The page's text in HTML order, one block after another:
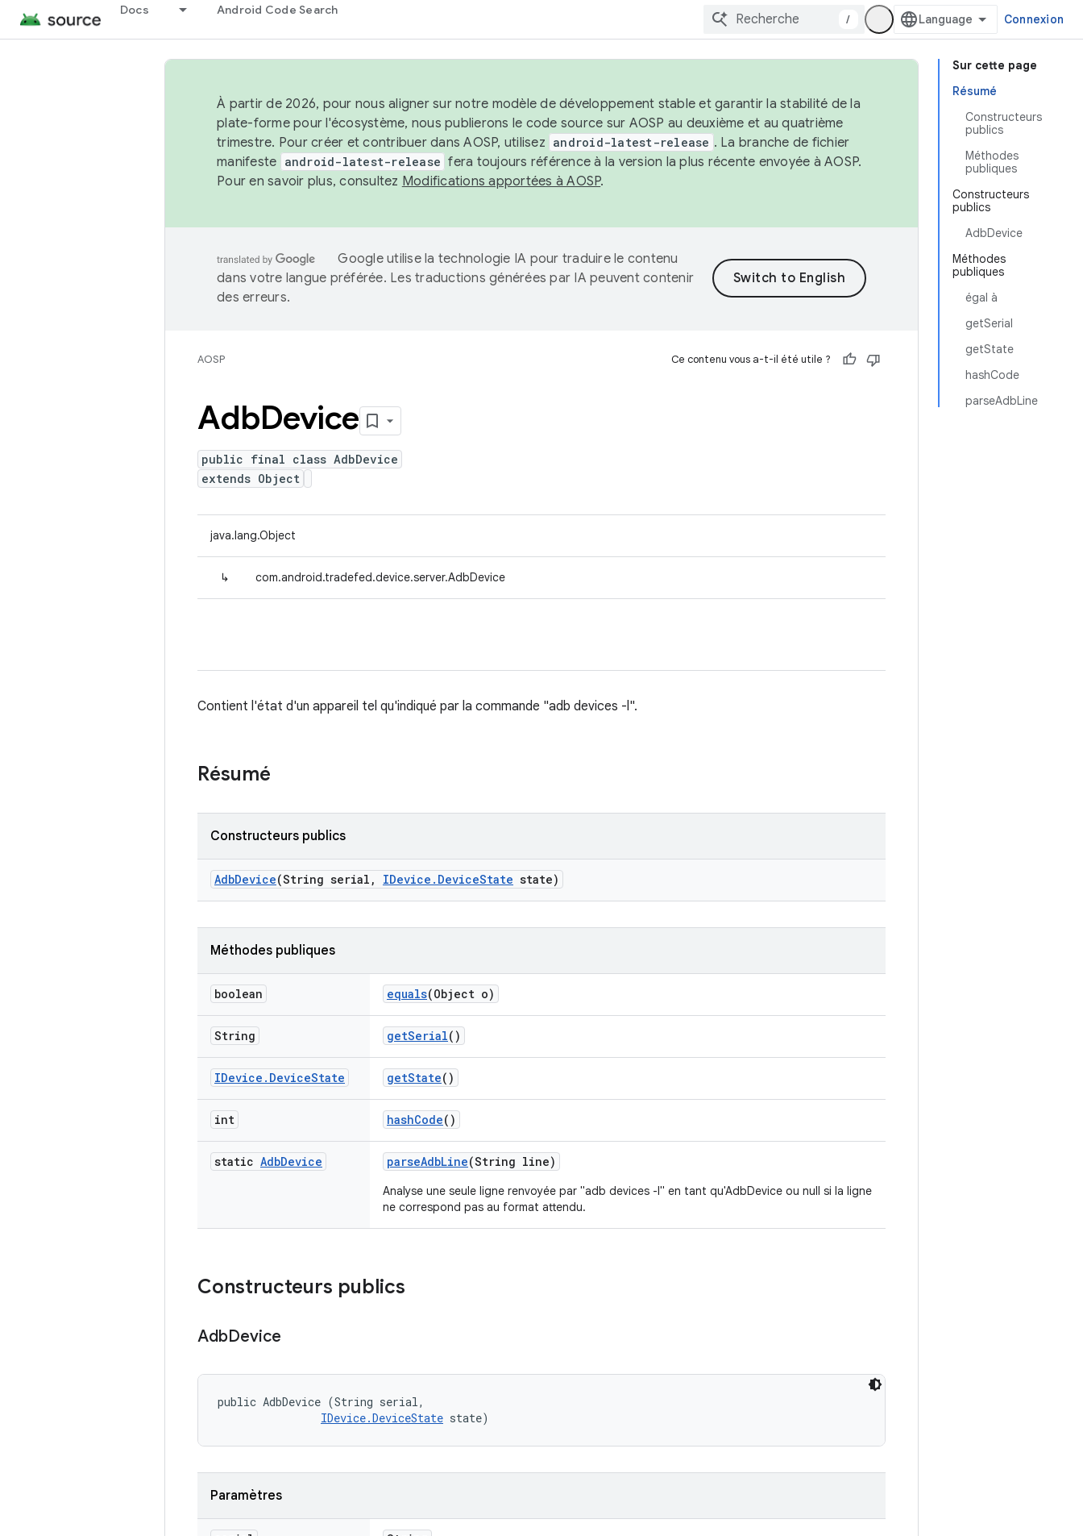
Docs Android Code Search
/ Connexion
Sur cette page
Résumé
Constructeurs
publics
Méthodes
publiques
Constructeurs
publics
AdbDevice
Méthodes
publiques
égal à
getSerial
getState
hashCode
parseAdbLine
À partir de 2026, pour nous aligner sur notre modèle de développement stable et garantir la stabilité de la
plate-forme pour l'écosystème, nous publierons le code source sur AOSP au deuxième et au quatrième
trimestre. Pour créer et contribuer dans AOSP, utilisez android-latest-release . La branche de fichier
manifeste android-latest-release fera toujours référence à la version la plus récente envoyée à AOSP.
Pour en savoir plus, consultez Modifications apportées à AOSP.
Google utilise la technologie IA pour traduire le contenu
dans votre langue préférée. Les traductions générées par IA peuvent contenir
des erreurs.
AOSP Ce contenu vous a-t-il été utile ?
AdbDevice
public final class AdbDevice
extends Object
java.lang.Object
↳ com.android.tradefed.device.server.AdbDevice
Contient l'état d'un appareil tel qu'indiqué par la commande "adb devices -l".
Résumé
Constructeurs publics
AdbDevice(String serial , IDevice . DeviceState state)
Méthodes publiques
boolean equals(Object o)
String getSerial()
IDevice . DeviceState getState()
int hashCode()
static AdbDevice parseAdbLine(String line)
Analyse une seule ligne renvoyée par "adb devices -l" en tant qu'AdbDevice ou null si la ligne
ne correspond pas au format attendu.
Constructeurs publics
AdbDevice
public AdbDevice (String serial,
IDevice.DeviceState state)
Paramètres